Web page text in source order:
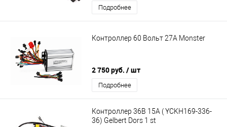
Подробнее
Контроллер 60 Вольт 27A Monster
2 750 руб. / шт
Подробнее
Контроллер 36В 15А ( YCKH169-336-
36) Gelbert Dors 1 st